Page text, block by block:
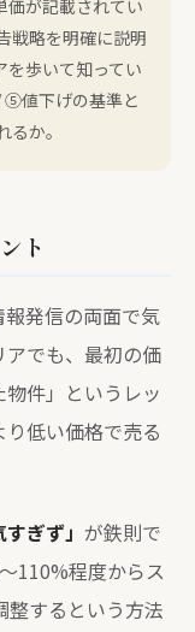
が記載されてい
戦略を明確に説明
歩いて知ってい
⑤値下げの基準と
か。
ト
発信の両面で気
でも、最初の価
件」というレッ
低い価格で売る
ぎず」 が鉄則で
110%程度からス
整するという方法